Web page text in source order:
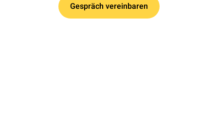
Gespräch vereinbaren